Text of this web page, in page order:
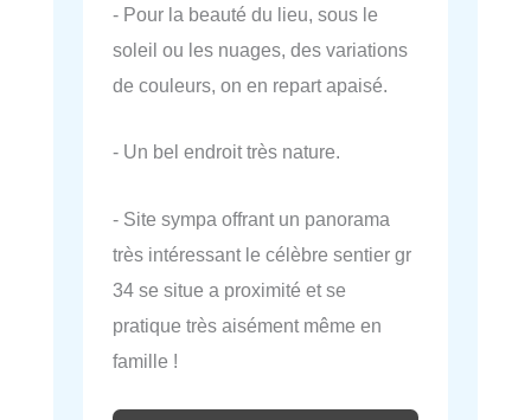
- Pour la beauté du lieu, sous le
soleil ou les nuages, des variations
de couleurs, on en repart apaisé.
- Un bel endroit très nature.
- Site sympa offrant un panorama
très intéressant le célèbre sentier gr
34 se situe a proximité et se
pratique très aisément même en
famille !